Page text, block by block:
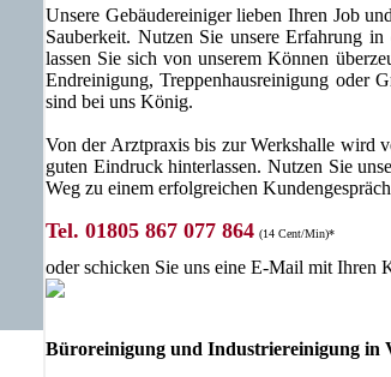
Unsere Gebäudereiniger lieben Ihren Job
Sauberkeit. Nutzen Sie unsere Erfahrung
lassen Sie sich von unserem Können
Endreinigung, Treppenhausreinigung oder
sind bei uns König.
Von der Arztpraxis bis zur Werkshalle wird
guten Eindruck hinterlassen. Nutzen Sie
Weg zu einem erfolgreichen
Tel. 01805 867 077 864 (14 Cent/Min)*
oder schicken Sie uns eine E-Mail mit Ihren
Büroreinigung und Industriereinigung in